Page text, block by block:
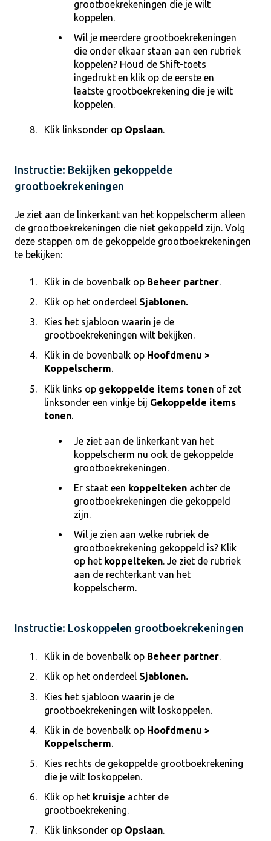
grootboekrekeningen die je wilt
koppelen.
Wil je meerdere grootboekrekeningen
die onder elkaar staan aan een rubriek
koppelen? Houd de Shift-toets
ingedrukt en klik op de eerste en
laatste grootboekrekening die je wilt
koppelen.
Klik linksonder op Opslaan.
Instructie: Bekijken gekoppelde
grootboekrekeningen
Je ziet aan de linkerkant van het koppelscherm alleen
de grootboekrekeningen die niet gekoppeld zijn. Volg
deze stappen om de gekoppelde grootboekrekeningen
te bekijken:
Klik in de bovenbalk op Beheer partner.
Klik op het onderdeel Sjablonen.
Kies het sjabloon waarin je de
grootboekrekeningen wilt bekijken.
Klik in de bovenbalk op Hoofdmenu >
Koppelscherm.
Klik links op gekoppelde items tonen of zet
linksonder een vinkje bij Gekoppelde items
tonen
Je ziet aan de linkerkant van het
koppelscherm nu ook de gekoppelde
grootboekrekeningen.
Er staat een koppelteken achter de
grootboekrekeningen die gekoppeld
zijn.
Wil je zien aan welke rubriek de
grootboekrekening gekoppeld is? Klik
op het koppelteken. Je ziet de rubriek
aan de rechterkant van het
koppelscherm.
Instructie: Loskoppelen grootboekrekeningen
Klik in de bovenbalk op Beheer partner.
Klik op het onderdeel Sjablonen.
Kies het sjabloon waarin je de
grootboekrekeningen wilt loskoppelen.
Klik in de bovenbalk op Hoofdmenu >
Koppelscherm.
Kies rechts de gekoppelde grootboekrekening
die je wilt loskoppelen.
Klik op het kruisje achter de
grootboekrekening.
Klik linksonder op Opslaan.